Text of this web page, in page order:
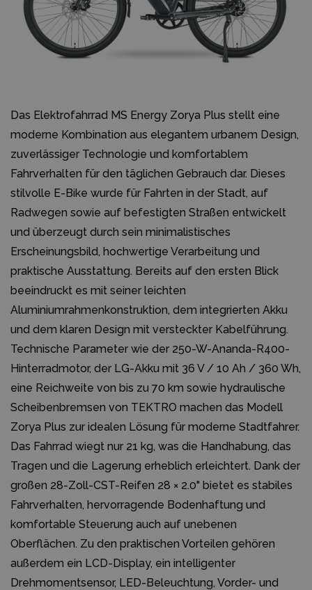
Das Elektrofahrrad MS Energy Zorya Plus stellt eine
moderne Kombination aus elegantem urbanem Design,
zuverlässiger Technologie und komfortablem
Fahrverhalten für den täglichen Gebrauch dar. Dieses
stilvolle E-Bike wurde für Fahrten in der Stadt, auf
Radwegen sowie auf befestigten Straßen entwickelt
und überzeugt durch sein minimalistisches
Erscheinungsbild, hochwertige Verarbeitung und
praktische Ausstattung. Bereits auf den ersten Blick
beeindruckt es mit seiner leichten
Aluminiumrahmenkonstruktion, dem integrierten Akku
und dem klaren Design mit versteckter Kabelführung.
Technische Parameter wie der 250-W-Ananda-R400-
Hinterradmotor, der LG-Akku mit 36 V / 10 Ah / 360 Wh,
eine Reichweite von bis zu 70 km sowie hydraulische
Scheibenbremsen von TEKTRO machen das Modell
Zorya Plus zur idealen Lösung für moderne Stadtfahrer.
Das Fahrrad wiegt nur 21 kg, was die Handhabung, das
Tragen und die Lagerung erheblich erleichtert. Dank der
großen 28-Zoll-CST-Reifen 28 × 2.0" bietet es stabiles
Fahrverhalten, hervorragende Bodenhaftung und
komfortable Steuerung auch auf unebenen
Oberflächen. Zu den praktischen Vorteilen gehören
außerdem ein LCD-Display, ein intelligenter
Drehmomentsensor, LED-Beleuchtung, Vorder- und